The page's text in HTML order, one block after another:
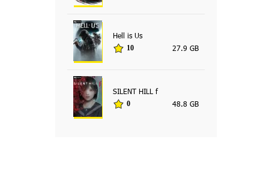
Hell is Us
10 27.9 GB
SILENT HILL f
0 48.8 GB